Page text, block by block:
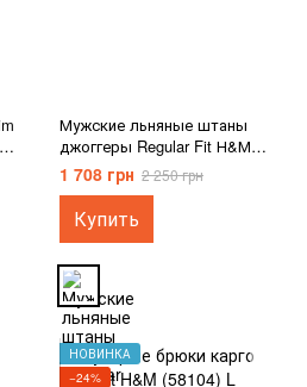
Мужские льняные штаны
джоггеры Regular Fit Н&М
(58168) L Бежевые
1 708 грн 2 250 грн
Купить
НОВИНКА
−24%